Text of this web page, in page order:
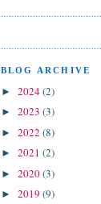
BLOG ARCHIVE
► 2024(2)
► 2023 (3)
► 2022 (8)
► 2021 (2)
► 2020(3)
► 2019 (9)